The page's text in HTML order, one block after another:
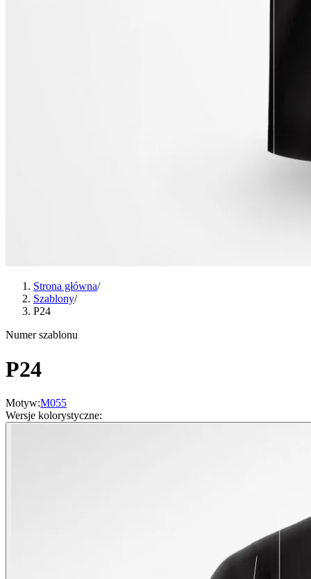
Strona główna/
Szablony/
P24
Numer szablonu
P24
Motyw:M055
Wersje kolorystyczne: